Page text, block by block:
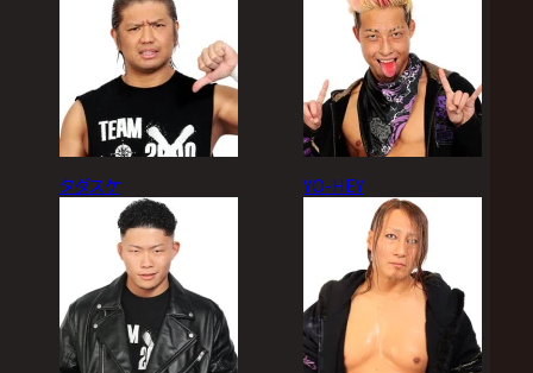
タダスケ YO-HEY